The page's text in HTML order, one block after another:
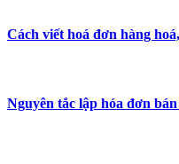
Cách viết hoá đơn hàng
Nguyên tắc lập hóa đơn